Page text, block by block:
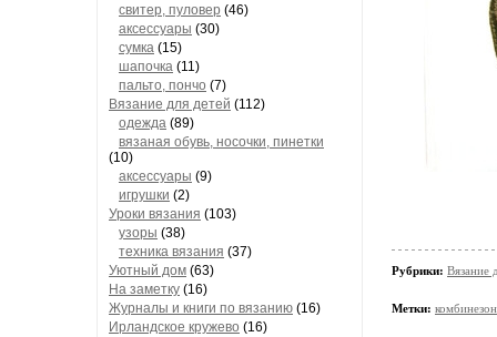
свитер, пуловер (46)
аксессуары (30)
сумка (15)
шапочка (11)
пальто, пончо (7)
Вязание для детей (112)
одежда (89)
вязаная обувь, носочки, пинетки
(10)
аксессуары (9)
игрушки (2)
Уроки вязания (103)
узоры (38)
техника вязания (37)
Уютный дом (63)
На заметку (16)
Журналы и книги по вязанию (16)
Ирландское кружево (16)
Рубрики: Вязание
Метки: комбинезон